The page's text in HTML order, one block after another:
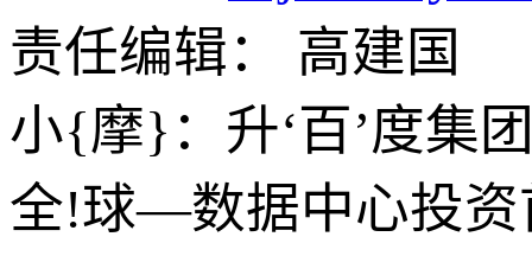
责任编辑： 高建国
小{摩}：升‘百’度集
全!球—数据中心投资